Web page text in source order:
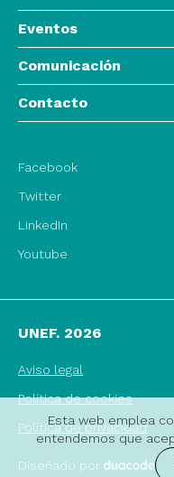
Eventos
Comunicación
Contacto
Facebook
Twitter
LinkedIn
Youtube
UNEF. 2026
Aviso legal
Política de cookies
Política de privacidad
Diseñado por
Esta web emplea
entendemos que